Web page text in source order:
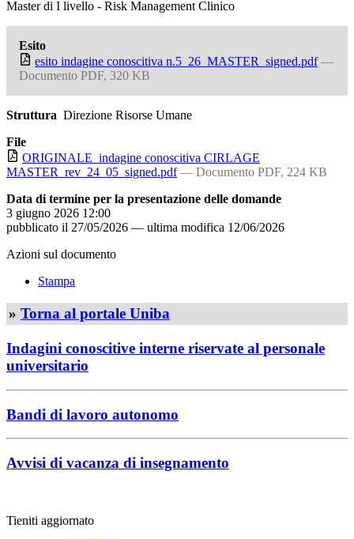
Master di I livello - Risk Management Clinico
Esito
esito indagine conoscitiva n.5_26_MASTER_signed.pdf —
Documento PDF, 320 KB
Struttura Direzione Risorse Umane
File
ORIGINALE_indagine conoscitiva CIRLAGE
MASTER_rev_24_05_signed.pdf — Documento PDF, 224 KB
Data di termine per la presentazione delle domande
3 giugno 2026 12:00
pubblicato il 27/05/2026 — ultima modifica 12/06/2026
Azioni sul documento
Stampa
» Torna al portale Uniba
Indagini conoscitive interne riservate al personale
universitario
Bandi di lavoro autonomo
Avvisi di vacanza di insegnamento
Tieniti aggiornato